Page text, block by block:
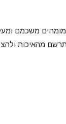
משכמם
מהאיכות